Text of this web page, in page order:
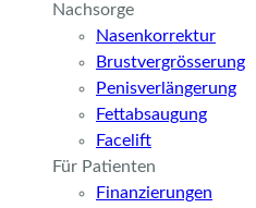
Nachsorge
Nasenkorrektur
Brustvergrösserung
Penisverlängerung
Fettabsaugung
Facelift
Für Patienten
Finanzierungen